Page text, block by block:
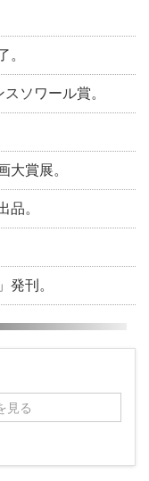
ソワール賞。
賞展。
。
刊。
見る